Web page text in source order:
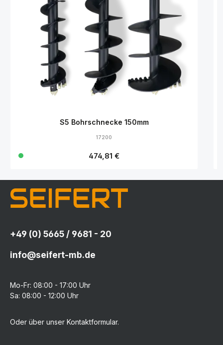
S5 Bohrschnecke 150mm
17200
Regulärer Preis:
474,81 €
+49 (0) 5665 / 9681 - 20
info@seifert-mb.de
Mo-Fr: 08:00 - 17:00 Uhr
Sa: 08:00 - 12:00 Uhr
Oder über unser Kontaktformular.